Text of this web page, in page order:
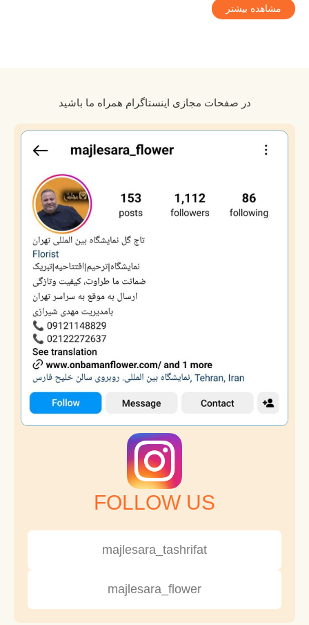
مشاهده بیشتر
در صفحات مجازی اینستاگرام همراه ما باشید
FOLLOW US
majlesara_tashrifat
majlesara_flower